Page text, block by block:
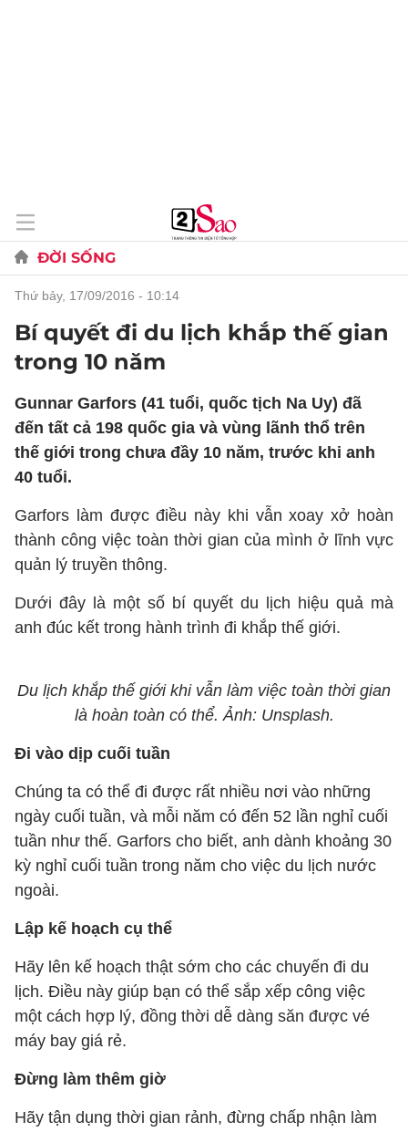
ĐỜI SỐNG
thứ bảy, 17/09/2016 - 10:14
Bí quyết đi du lịch khắp thế gian
trong 10 năm
Gunnar Garfors (41 tuổi, quốc tịch Na Uy) đã
đến tất cả 198 quốc gia và vùng lãnh thổ trên
thế giới trong chưa đầy 10 năm, trước khi anh
40 tuổi.
Garfors làm được điều này khi vẫn xoay xở hoàn
thành công việc toàn thời gian của mình ở lĩnh vực
quản lý truyền thông.
Dưới đây là một số bí quyết du lịch hiệu quả mà
anh đúc kết trong hành trình đi khắp thế giới.
Du lịch khắp thế giới khi vẫn làm việc toàn thời gian
là hoàn toàn có thể. Ảnh: Unsplash.
Đi vào dịp cuối tuần
Chúng ta có thể đi được rất nhiều nơi vào những
ngày cuối tuần, và mỗi năm có đến 52 lần nghỉ cuối
tuần như thế. Garfors cho biết, anh dành khoảng 30
kỳ nghỉ cuối tuần trong năm cho việc du lịch nước
ngoài.
Lập kế hoạch cụ thể
Hãy lên kế hoạch thật sớm cho các chuyến đi du
lịch. Điều này giúp bạn có thể sắp xếp công việc
một cách hợp lý, đồng thời dễ dàng săn được vé
máy bay giá rẻ.
Đừng làm thêm giờ
Hãy tận dụng thời gian rảnh, đừng chấp nhận làm